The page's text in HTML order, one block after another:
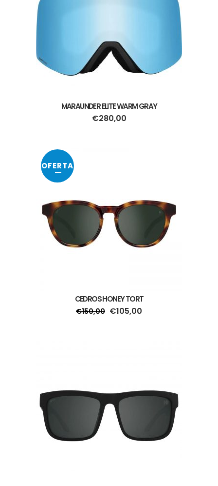
MARAUNDER ELITE WARM GRAY
€280,00
OFERTA
CEDROS HONEY TORT
€150,00 €105,00